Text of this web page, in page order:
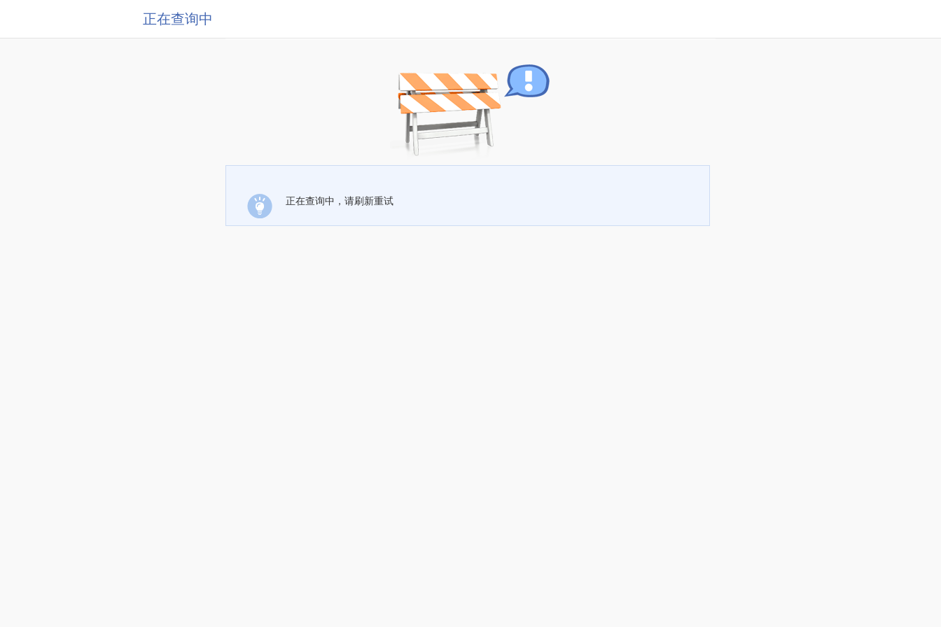
正在查询中
正在查询中，请刷新重试